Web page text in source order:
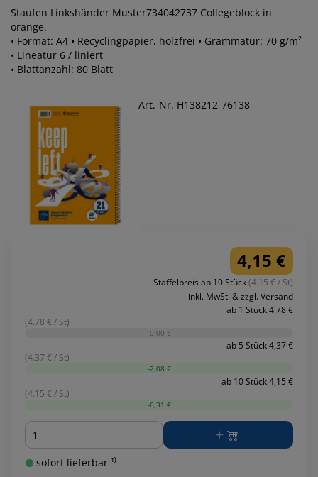
Staufen Linkshänder Muster734042737 Collegeblock in
orange.
• Format: A4 • Recyclingpapier, holzfrei • Grammatur: 70 g/m²
• Lineatur 6 / liniert
• Blattanzahl: 80 Blatt
Art.-Nr. H138212-76138
4,15 €
Staffelpreis ab 10 Stück(4.15 € / St)
inkl. MwSt. & zzgl. Versand
ab 1 Stück 4,78 €
(4.78 € / St)
-0,00 €
ab 5 Stück 4,37 €
(4.37 € / St)
-2,08 €
ab 10 Stück 4,15 €
(4.15 € / St)
-6,31 €
Menge
sofort lieferbar ¹⁾